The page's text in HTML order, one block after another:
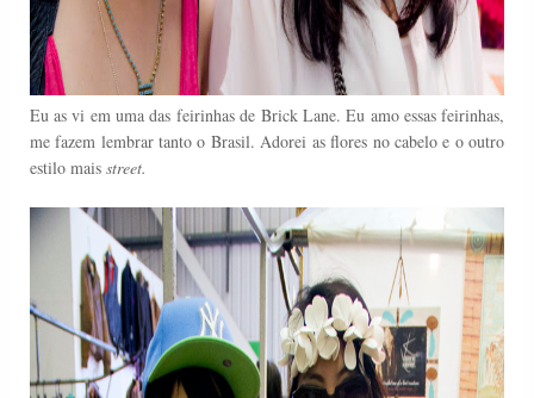
Eu as vi em uma das feirinhas de Brick Lane. Eu amo essas feirinhas,
me fazem lembrar tanto o Brasil. Adorei as flores no cabelo e o outro
estilo mais street.